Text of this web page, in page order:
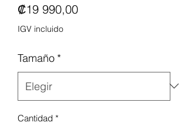
₡19 990,00Precio
IGV incluido
Tamaño *
Cantidad *